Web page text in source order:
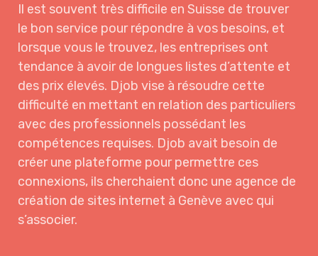
Il est souvent très difficile en Suisse de trouver
le bon service pour répondre à vos besoins, et
lorsque vous le trouvez, les entreprises ont
tendance à avoir de longues listes d’attente et
des prix élevés. Djob vise à résoudre cette
difficulté en mettant en relation des particuliers
avec des professionnels possédant les
compétences requises. Djob avait besoin de
créer une plateforme pour permettre ces
connexions, ils cherchaient donc une agence de
création de sites internet à Genève avec qui
s’associer.